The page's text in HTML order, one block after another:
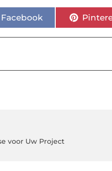
Facebook
voor Uw Project